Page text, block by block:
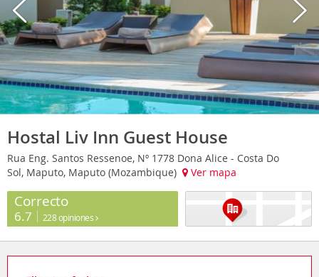
Hostal Liv Inn Guest House
Rua Eng. Santos Ressenoe, Nº 1778 Dona Alice - Costa Do
Sol, Maputo, Maputo (Mozambique)
Ver mapa
Correcto
6.7 228 opiniones